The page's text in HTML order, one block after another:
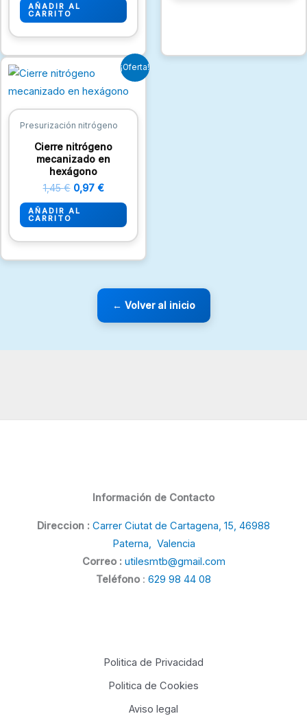
AÑADIR AL
CARRITO
¡Oferta!
Presurización nitrógeno
Cierre nitrógeno
mecanizado en
hexágono
1,45€
precio
original
1,45 €.
0,97 €
precio
actual
es:
0,97 €.
AÑADIR AL
CARRITO
← Volver al inicio
Información de Contacto
Direccion : Carrer Ciutat de Cartagena, 15, 46988
Paterna, Valencia
Correo : utilesmtb@gmail.com
Teléfono : 629 98 44 08
Politica de Privacidad
Politica de Cookies
Aviso legal